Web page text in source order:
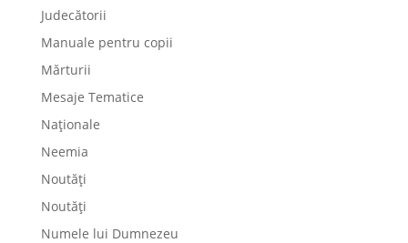
Judecătorii
Manuale pentru copii
Mărturii
Mesaje Tematice
Naționale
Neemia
Noutăți
Noutăți
Numele lui Dumnezeu